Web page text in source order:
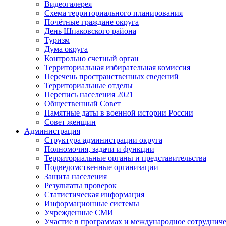
Видеогалерея
Схема территориального планирования
Почётные граждане округа
День Шпаковского района
Туризм
Дума округа
Контрольно счетный орган
Территориальная избирательная комиссия
Перечень пространственных сведений
Территориальные отделы
Перепись населения 2021
Общественный Совет
Памятные даты в военной истории России
Совет женщин
Администрация
Структура администрации округа
Полномочия, задачи и функции
Территориальные органы и представительства
Подведомственные организации
Защита населения
Результаты проверок
Статистическая информация
Информационные системы
Учрежденные СМИ
Участие в программах и международное